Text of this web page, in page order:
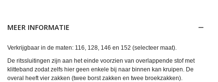
MEER INFORMATIE
Verkrijgbaar in de maten: 116, 128, 146 en 152 (selecteer maat).
De ritssluitingen zijn aan het einde voorzien van overlappende stof met
klitteband zodat zelfs hier geen enkele bij naar binnen kan kruipen. De
overal heeft vier zakken (twee borst zakken en twee broekzakken).